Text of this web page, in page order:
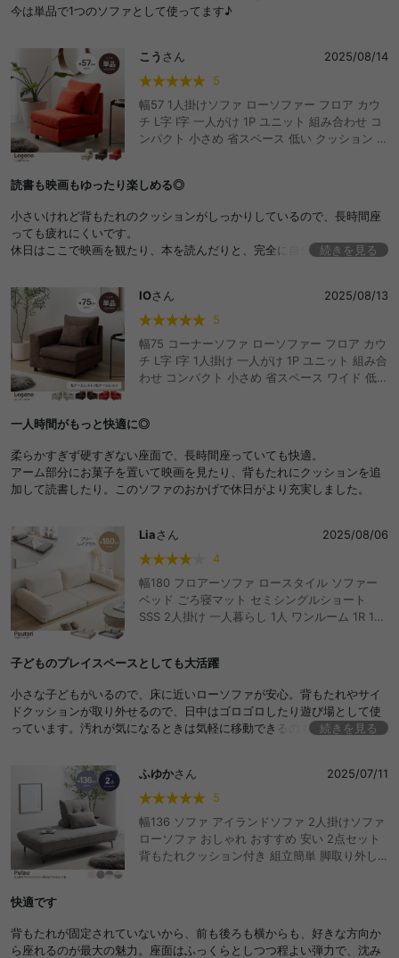
今は単品で1つのソファとして使ってます♪
こう さん
2025/08/14
5
幅57 1人掛けソファ ローソファー フロア カウ
チ L字 I字 一人がけ 1P ユニット 組み合わせ コ
ンパクト 小さめ 省スペース 低い クッション チ
同棲 ファミリー おしゃれ おすすめ 安い
読書も映画もゆったり楽しめる◎
小さいけれど背もたれのクッションがしっかりしているので、長時間座
っても疲れにくいです。
休日はここで映画を観たり、本を読んだりと、完全に自分専用のリラッ
続きを見る
IOさん
2025/08/13
5
幅75 コーナーソファ ローソファー フロア カウ
チ L字 I字 1人掛け 一人がけ 1P ユニット 組み合
わせ コンパクト 小さめ 省スペース ワイド 低い
ダイニング ベッド 同棲 ファミリー おしゃれ お
一人時間がもっと快適に◎
柔らかすぎず硬すぎない座面で、長時間座っていても快適。
アーム部分にお菓子を置いて映画を見たり、背もたれにクッションを追
加して読書したり。このソファのおかげで休日がより充実しました。
Liaさん
2025/08/06
4
幅180 フロアーソファ ロースタイル ソファー
ベッド ごろ寝マット セミシングルショート
SSS 2人掛け 一人暮らし 1人 ワンルーム 1R 1K
sofa 脚なし ずれ防止 マジックテープ 組み合わ
ゃれ おすすめ 安い
子どものプレイスペースとしても大活躍
小さな子どもがいるので、床に近いローソファが安心。背もたれやサイ
ドクッションが取り外せるので、日中はゴロゴロしたり遊び場として使
っています。汚れが気になるときは気軽に移動できるのもありがたいで
続きを見る
ふゆかさん
2025/07/11
5
幅136 ソファ アイランドソファ 2人掛けソファ
ローソファ おしゃれ おすすめ 安い 2点セット
背もたれクッション付き 組立簡単 脚取り外し
快適です
背もたれが固定されていないから、前も後ろも横からも、好きな方向か
ら座れるのが最大の魅力。座面はふっくらとしつつ程よい弾力で、沈み